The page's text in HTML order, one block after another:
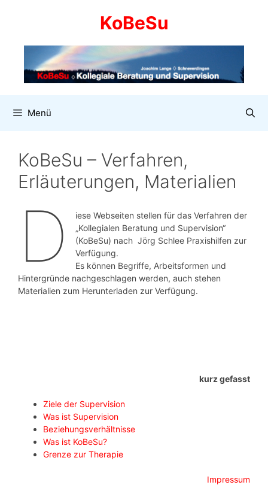
KoBeSu
Menü
KoBeSu – Verfahren,
Erläuterungen, Materialien
D
iese Webseiten stellen für das Verfahren der
„Kollegialen Beratung und Supervision“
(KoBeSu) nach Jörg Schlee Praxishilfen zur
Verfügung.
Es können Begriffe, Arbeitsformen und
Hintergründe nachgeschlagen werden, auch stehen
Materialien zum Herunterladen zur Verfügung.
kurz gefasst
Ziele der Supervision
Was ist Supervision
Beziehungsverhältnisse
Was ist KoBeSu?
Grenze zur Therapie
Impressum